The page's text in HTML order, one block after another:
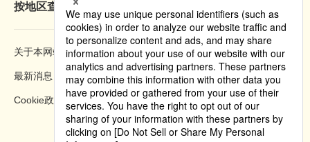
按地区查询
关于本网站 浏览方法
最新消息 隐私权政策
Cookie政策